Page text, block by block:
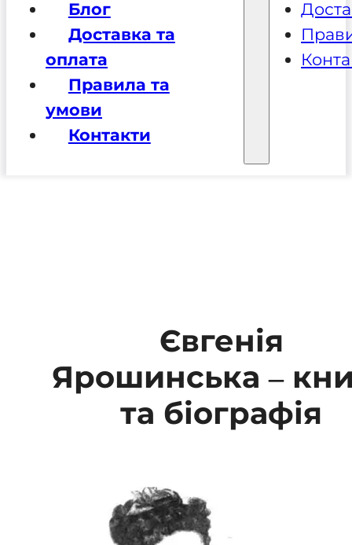
Блог
Доставка та
оплата
Правила та
умови
Контакти
Євгенія
Ярошинська –
та біографія